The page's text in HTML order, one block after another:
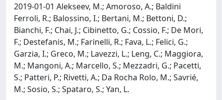
2019-01-01 Alekseev, M.; Amoroso, A.; Baldini
Ferroli, R.; Balossino, I.; Bertani, M.; Bettoni, D.;
Bianchi, F.; Chai, J.; Cibinetto, G.; Cossio, F.; De Mori,
F.; Destefanis, M.; Farinelli, R.; Fava, L.; Felici, G.;
Garzia, I.; Greco, M.; Lavezzi, L.; Leng, C.; Maggiora,
M.; Mangoni, A.; Marcello, S.; Mezzadri, G.; Pacetti,
S.; Patteri, P.; Rivetti, A.; Da Rocha Rolo, M.; Savrié,
M.; Sosio, S.; Spataro, S.; Yan, L.